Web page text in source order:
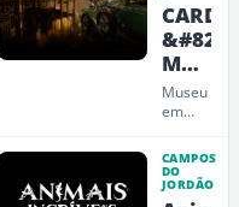
CARDE
Museu
de
Arte,
e
Museu
em
do
Jordão
que
CAMPOS
DO
JORDÃO